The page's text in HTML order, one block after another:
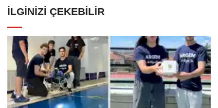
İLGINIZI ÇEKEBILIR